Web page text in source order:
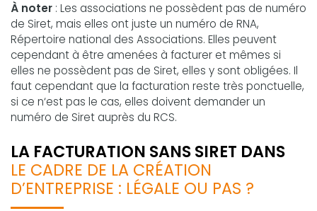
À noter : Les associations ne possèdent pas de numéro
de Siret, mais elles ont juste un numéro de RNA,
Répertoire national des Associations. Elles peuvent
cependant à être amenées à facturer et mêmes si
elles ne possèdent pas de Siret, elles y sont obligées. Il
faut cependant que la facturation reste très ponctuelle,
si ce n‘est pas le cas, elles doivent demander un
numéro de Siret auprès du RCS.
LA FACTURATION SANS SIRET DANS
LE CADRE DE LA CRÉATION
D’ENTREPRISE : LÉGALE OU PAS ?